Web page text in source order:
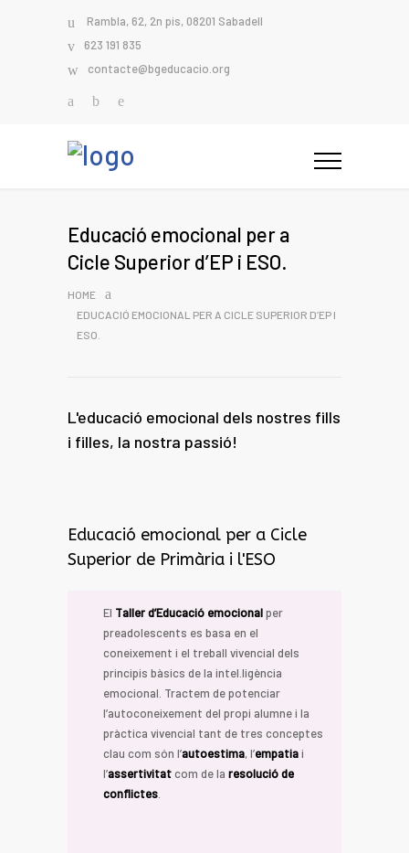
Rambla, 62, 2n pis, 08201 Sabadell
623 191 835
contacte@bgeducacio.org
Educació emocional per a
Cicle Superior d’EP i ESO.
HOME
EDUCACIÓ EMOCIONAL PER A CICLE SUPERIOR D’EP I
ESO.
L'educació emocional dels nostres fills
i filles, la nostra passió!
Educació emocional per a Cicle
Superior de Primària i l'ESO
El Taller d’Educació emocionalper
preadolescents es basa en el
coneixement i el treball vivencial dels
principis bàsics de la intel.ligència
emocional. Tractem de potenciar
l’autoconeixement del propi alumne i la
pràctica vivencial tant de tres conceptes
clau com són l’autoestima, l’empatiai
l’assertivitatcom de la resolució de
conflictes.